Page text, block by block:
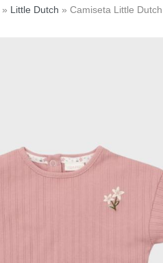
» Little Dutch » Camiseta Little